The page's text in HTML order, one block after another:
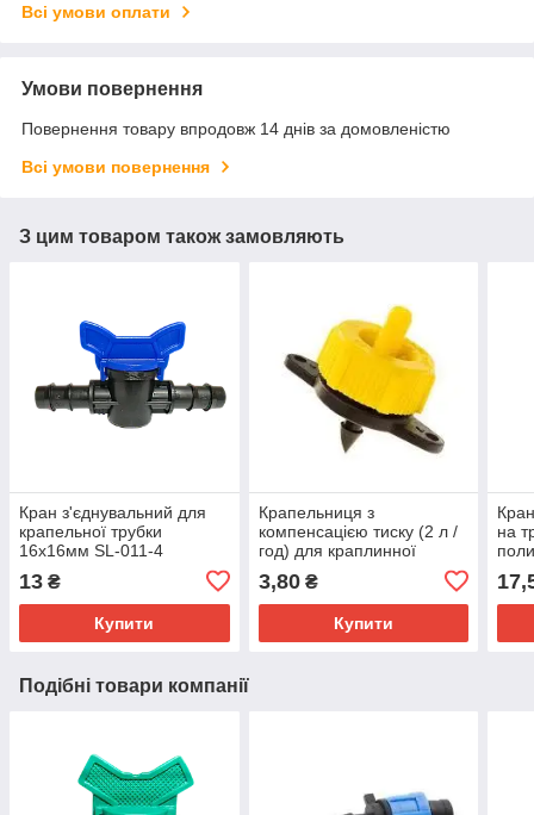
Всі умови оплати
Умови повернення
Повернення товару впродовж 14 днів за домовленістю
Всі умови повернення
З цим товаром також замовляють
Кран з'єднувальний для
крапельної трубки
16х16мм SL-011-4
13 ₴
Купити
Крапельниця з
компенсацією тиску (2 л /
год) для краплинної
3,80₴
Купити
на
Подібні товари компанії